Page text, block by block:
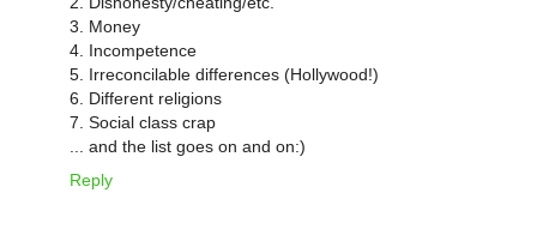
3. Money
4. Incompetence
5. Irreconcilable differences (Hollywood!)
6. Different religions
7. Social class crap
... and the list goes on and on:)
Reply